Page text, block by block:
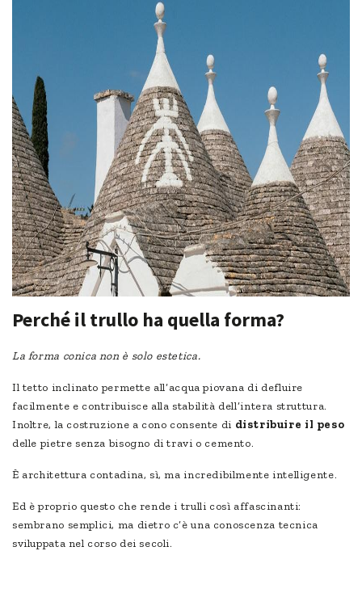
Perché il trullo ha quella forma?
La forma conica non è solo estetica.
Il tetto inclinato permette all’acqua piovana di defluire
facilmente e contribuisce alla stabilità dell’intera struttura.
Inoltre, la costruzione a cono consente di distribuire il peso
delle pietre senza bisogno di travi o cemento.
È architettura contadina, sì, ma incredibilmente intelligente.
Ed è proprio questo che rende i trulli così affascinanti:
sembrano semplici, ma dietro c’è una conoscenza tecnica
sviluppata nel corso dei secoli.